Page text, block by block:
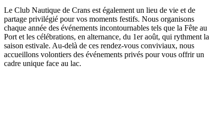
Le Club Nautique de Crans est également un lieu de vie et de
partage privilégié pour vos moments festifs. Nous organisons
chaque année des événements incontournables tels que la Fête au
Port et les célébrations, en alternance, du 1er août, qui rythment la
saison estivale. Au-delà de ces rendez-vous conviviaux, nous
accueillons volontiers des événements privés pour vous offrir un
cadre unique face au lac.